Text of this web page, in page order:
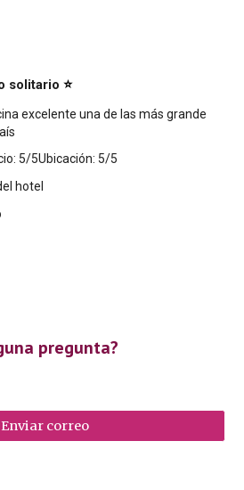
solitario ⭐
excelente una de las más grande
5/5Ubicación: 5/5
hotel
pregunta?
Enviar correo